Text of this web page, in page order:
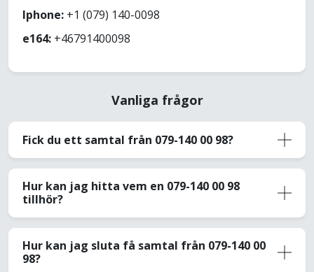
Iphone: +1 (079) 140-0098
e164: +46791400098
Vanliga frågor
Fick du ett samtal från 079-140 00 98?
Hur kan jag hitta vem en 079-140 00 98
tillhör?
Hur kan jag sluta få samtal från 079-140 00
98?